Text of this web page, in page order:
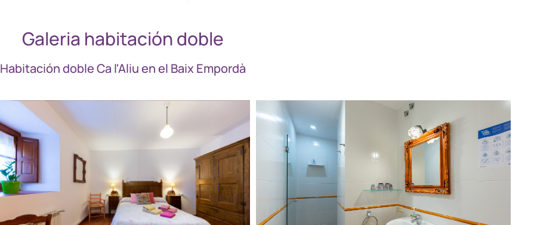
Galeria habitación doble
Habitación doble Ca l'Aliu en el Baix Empordà